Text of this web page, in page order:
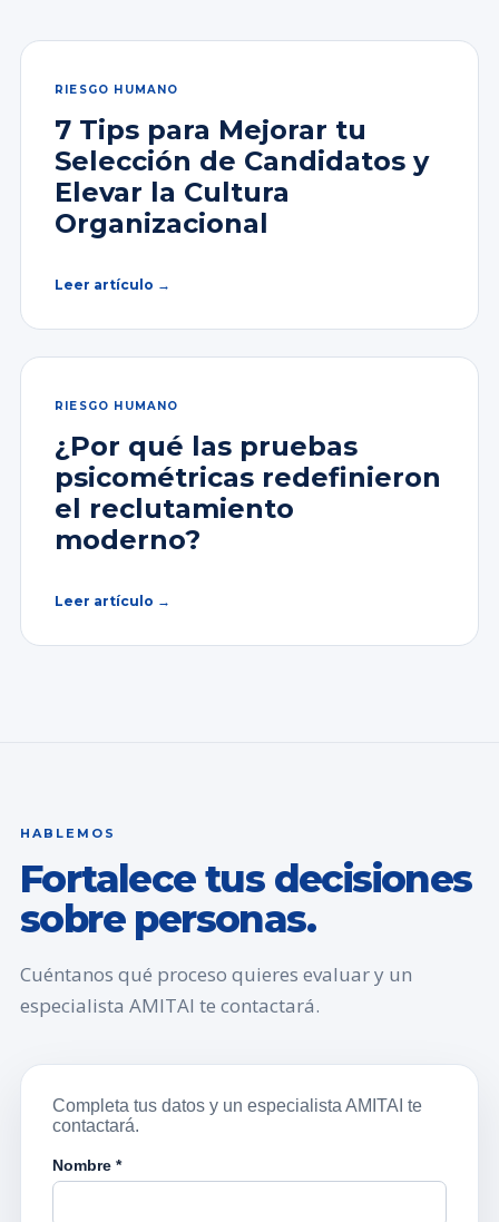
RIESGO HUMANO
7 Tips para Mejorar tu
Selección de Candidatos y
Elevar la Cultura
Organizacional
Leer artículo →
RIESGO HUMANO
¿Por qué las pruebas
psicométricas redefinieron
el reclutamiento
moderno?
Leer artículo →
HABLEMOS
Fortalece tus decisiones
sobre personas.
Cuéntanos qué proceso quieres evaluar y un
especialista AMITAI te contactará.